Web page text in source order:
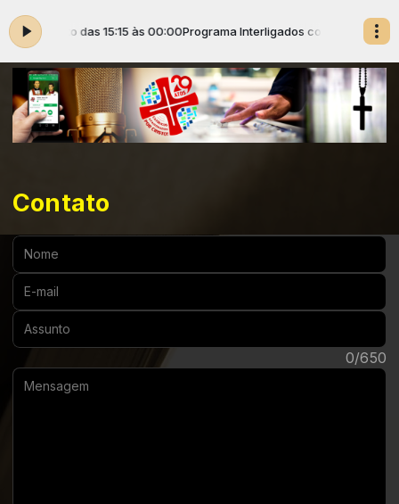
com Cristo das 15:15 às 00:00Programa Interligados com Cristo das
Contato
Nome:
E-mail:
Assunto:
0/650